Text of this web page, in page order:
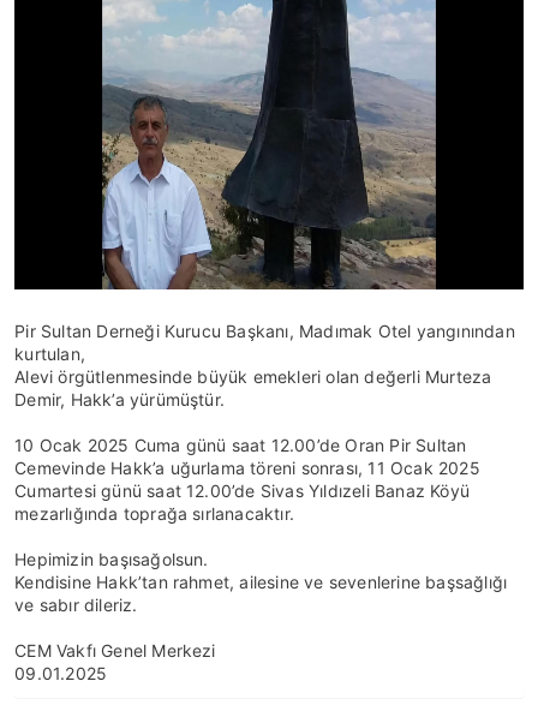
Pir Sultan Derneği Kurucu Başkanı, Madımak Otel yangınından
kurtulan,
Alevi örgütlenmesinde büyük emekleri olan değerli Murteza
Demir, Hakk’a yürümüştür.
10 Ocak 2025 Cuma günü saat 12.00’de Oran Pir Sultan
Cemevinde Hakk’a uğurlama töreni sonrası, 11 Ocak 2025
Cumartesi günü saat 12.00’de Sivas Yıldızeli Banaz Köyü
mezarlığında toprağa sırlanacaktır.
Hepimizin başısağolsun.
Kendisine Hakk’tan rahmet, ailesine ve sevenlerine başsağlığı
ve sabır dileriz.
CEM Vakfı Genel Merkezi
09.01.2025